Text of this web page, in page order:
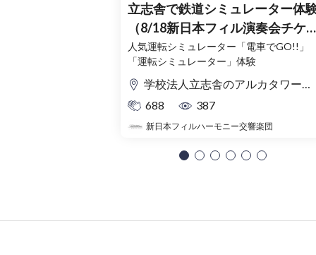
立志舎で鉄道シミュレーター体
（8/18新日本フィル演奏会チケ
ット購入者限定）
人気運転シミュレーター「電車でGO!!」
「運転シミュレーター」体験
学校法人立志舎のアルカタワーズ校舎
688
387
新日本フィルハーモニー交響楽団